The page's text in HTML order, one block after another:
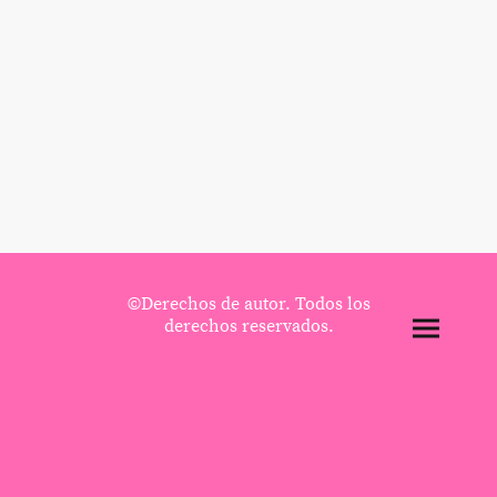
©Derechos de autor. Todos los
derechos reservados.